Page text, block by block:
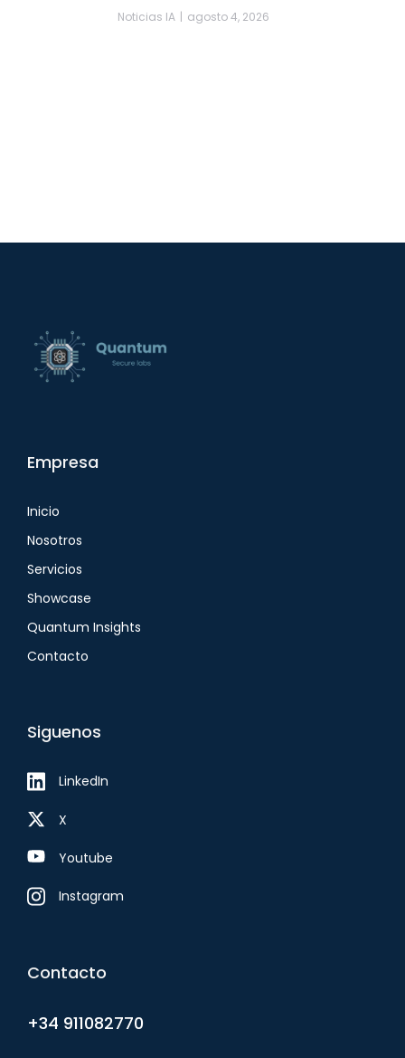
Noticias IA agosto 4, 2026
Empresa
Inicio
Nosotros
Servicios
Showcase
Quantum Insights
Contacto
Siguenos
LinkedIn
X
Youtube
Instagram
Contacto
+34 911082770